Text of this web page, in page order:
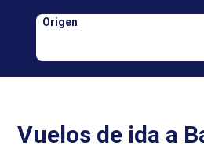
Origen
Vuelos de ida a